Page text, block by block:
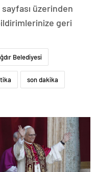
üzerinden
geri
Belediyesi
son dakika